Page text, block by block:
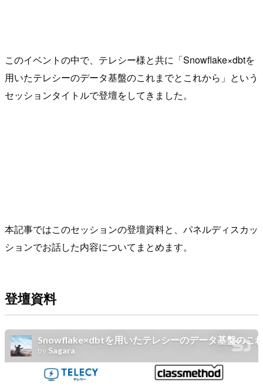
このイベントの中で、テレシー様と共に「Snowflake×dbtを
用いたテレシーのデータ基盤のこれまでとこれから」という
セッションタイトルで登壇をしてきました。
本記事ではこのセッションの登壇資料と、パネルディスカッ
ションでお話した内容についてまとめます。
登壇資料